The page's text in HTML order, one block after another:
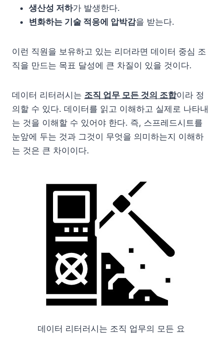
생산성 저하가 발생한다.
변화하는 기술 적응에 압박감을 받는다.
이런 직원을 보유하고 있는 리더라면 데이터 중심 조
직을 만드는 목표 달성에 큰 차질이 있을 것이다.
데이터 리터러시는 조직 업무 모든 것의 조합이라 정
의할 수 있다. 데이터를 읽고 이해하고 실제로 나타내
는 것을 이해할 수 있어야 한다. 즉, 스프레드시트를
눈앞에 두는 것과 그것이 무엇을 의미하는지 이해하
는 것은 큰 차이이다.
데이터 리터러시는 조직 업무의 모든 요